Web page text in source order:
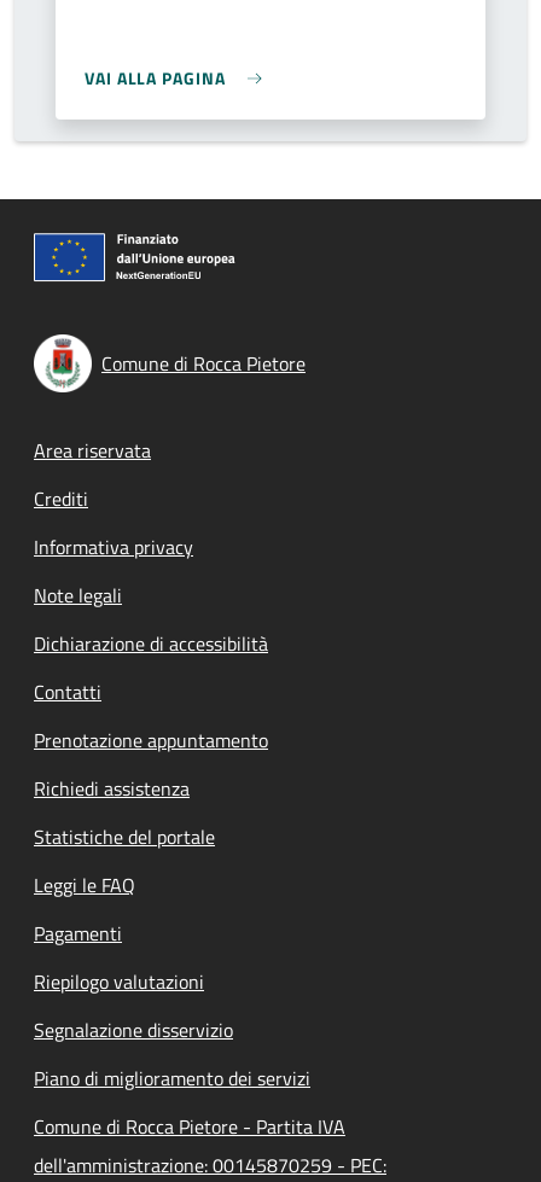
VAI ALLA PAGINA
Comune di Rocca Pietore
Footer menu
Area riservata
Crediti
Informativa privacy
Note legali
Dichiarazione di accessibilità
Contatti
Prenotazione appuntamento
Richiedi assistenza
Statistiche del portale
Leggi le FAQ
Pagamenti
Riepilogo valutazioni
Segnalazione disservizio
Piano di miglioramento dei servizi
Comune di Rocca Pietore - Partita IVA
dell'amministrazione: 00145870259 - PEC: